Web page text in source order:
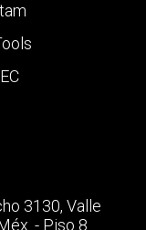
3130, Valle
- Piso 8